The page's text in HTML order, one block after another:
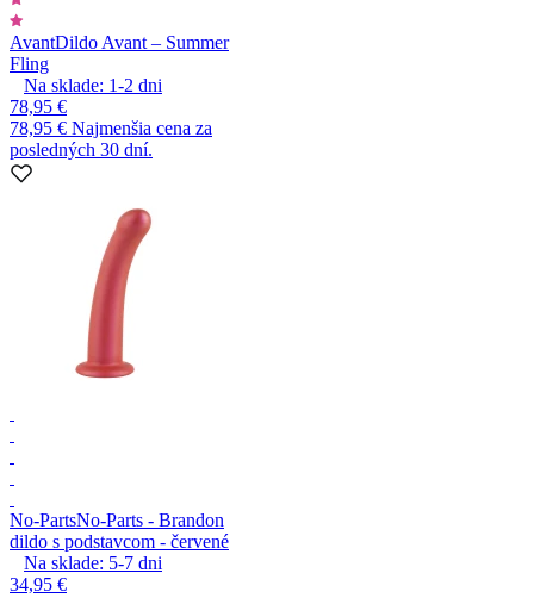
AvantDildo Avant – Summer
Fling
Na sklade: 1-2 dni
78,95 €
78,95 € Najmenšia cena za
posledných 30 dní.
No-PartsNo-Parts - Brandon
dildo s podstavcom - červené
Na sklade: 5-7 dni
34,95 €